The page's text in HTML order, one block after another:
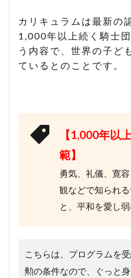
カリキュラムは最新の
1,000年以上続く騎士
う内容で、世界の子ど
ているとのことです。
【1,000年以
範】
勇気、礼儀、寛
観などで知られ
と、平和を愛し
こちらは、プログラムを
勲の条件なので、ぐっと